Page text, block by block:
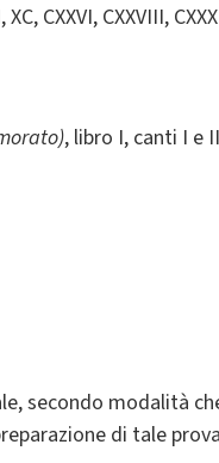
CXXVI, CXXVIII,
, libro I, canti I e
secondo modalità
di tale